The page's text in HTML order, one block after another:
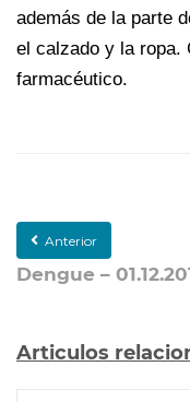
además de la parte
el calzado y la ropa.
farmacéutico.
Anterior
Dengue –
Articulos